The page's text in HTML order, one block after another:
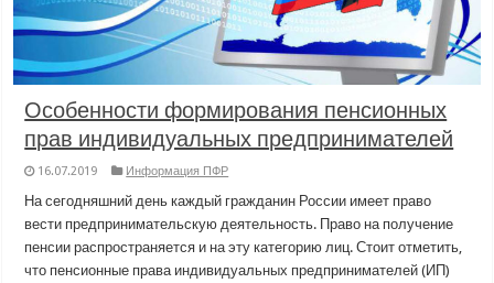
Особенности формирования пенсионных
прав индивидуальных предпринимателей
16.07.2019 Информация ПФР
На сегодняшний день каждый гражданин России имеет право
вести предпринимательскую деятельность. Право на получение
пенсии распространяется и на эту категорию лиц. Стоит отметить,
что пенсионные права индивидуальных предпринимателей (ИП)